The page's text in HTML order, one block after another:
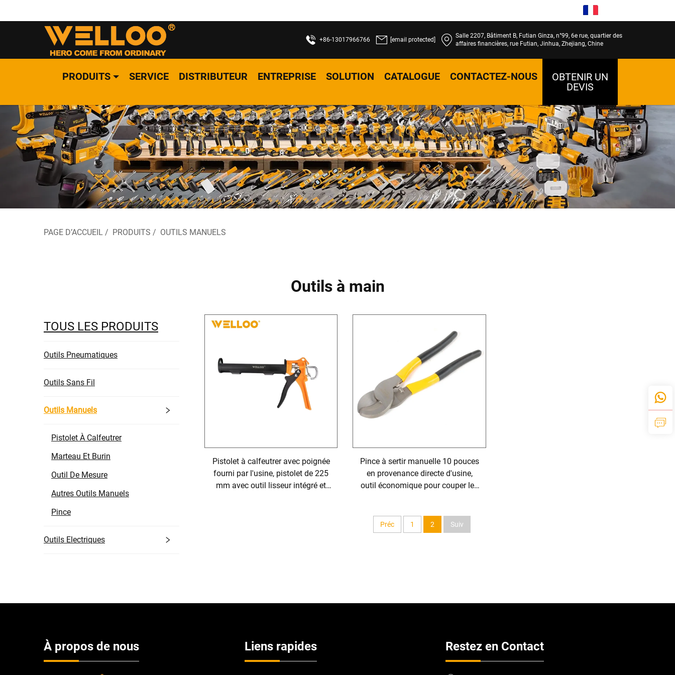
+86-13017966766 [email protected]
Salle 2207, Bâtiment B, Futian Ginza, n°99, 6e rue, quartier des
affaires financières, rue Futian, Jinhua, Zhejiang, Chine
PRODUITS SERVICE DISTRIBUTEUR ENTREPRISE SOLUTION CATALOGUE CONTACTEZ-NOUS
OBTENIR UN
DEVIS
PAGE D’ACCUEIL / PRODUITS / OUTILS MANUELS
Outils à main
TOUS LES PRODUITS
Outils Pneumatiques
Outils Sans Fil
Outils Manuels
Pistolet À Calfeutrer
Marteau Et Burin
Outil De Mesure
Autres Outils Manuels
Pince
Outils Electriques
Pistolet à calfeutrer avec poignée
fourni par l'usine, pistolet de 225
mm avec outil lisseur intégré et
Pince à sertir manuelle 10 pouces
en provenance directe d'usine,
outil économique pour couper les
Préc 1 2 Suiv
À propos de nous Liens rapides Restez en Contact